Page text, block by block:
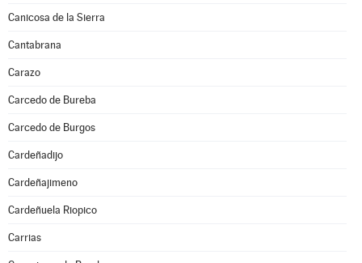
Canicosa de la Sierra
Cantabrana
Carazo
Carcedo de Bureba
Carcedo de Burgos
Cardeñadijo
Cardeñajimeno
Cardeñuela Riopico
Carrias